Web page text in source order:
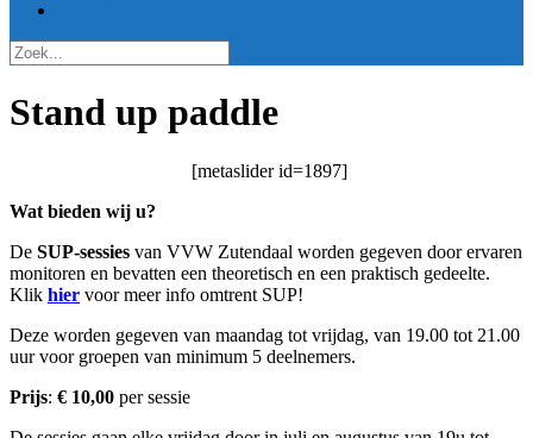
Stand up paddle
[metaslider id=1897]
Wat bieden wij u?
De SUP-sessies van VVW Zutendaal worden gegeven door ervaren
monitoren en bevatten een theoretisch en een praktisch gedeelte.
Klik hier voor meer info omtrent SUP!
Deze worden gegeven van maandag tot vrijdag, van 19.00 tot 21.00
uur voor groepen van minimum 5 deelnemers.
Prijs: € 10,00 per sessie